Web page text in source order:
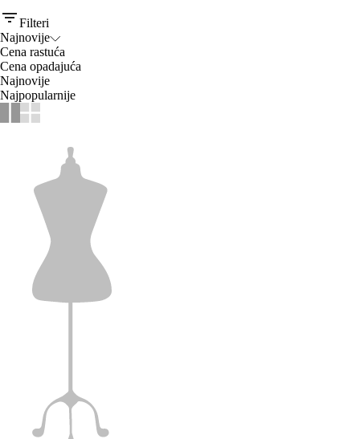
Filteri
Najnovije
Cena rastuća
Cena opadajuća
Najnovije
Najpopularnije